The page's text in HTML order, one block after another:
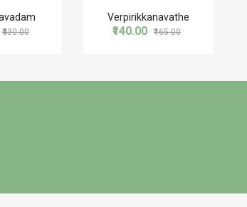
₹430.00
Verpirikkanavathe
₹140.00 ₹165.00